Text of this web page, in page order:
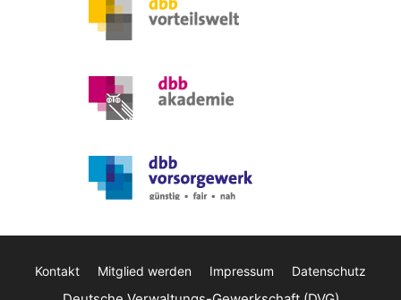
Kontakt Mitglied werden Impressum Datenschutz